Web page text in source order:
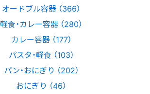
オードブル容器 （366）
軽食・カレー容器 （280）
カレー容器 （177）
パスタ・軽食 （103）
パン・おにぎり （202）
おにぎり （46）